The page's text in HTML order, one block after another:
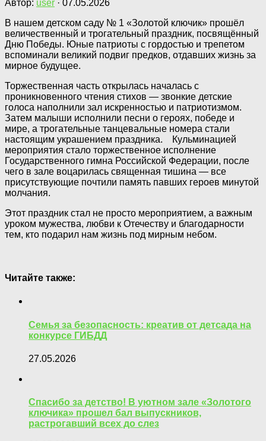
Автор: user · 07.05.2026
В нашем детском саду № 1 «Золотой ключик» прошёл
величественный и трогательный праздник, посвящённый
Дню Победы. Юные патриоты с гордостью и трепетом
вспоминали великий подвиг предков, отдавших жизнь за
мирное будущее.
Торжественная часть открылась началась с
проникновенного чтения стихов — звонкие детские
голоса наполнили зал искренностью и патриотизмом.
Затем малыши исполнили песни о героях, победе и
мире, а трогательные танцевальные номера стали
настоящим украшением праздника. Кульминацией
мероприятия стало торжественное исполнение
Государственного гимна Российской Федерации, после
чего в зале воцарилась священная тишина — все
присутствующие почтили память павших героев минутой
молчания.
Этот праздник стал не просто мероприятием, а важным
уроком мужества, любви к Отечеству и благодарности
тем, кто подарил нам жизнь под мирным небом.
Читайте также:
Семья за безопасность: креатив от детсада на
конкурсе ГИБДД
27.05.2026
Спасибо за детство! В уютном зале «Золотого
ключика» прошел бал выпускников,
растрогавший всех до слез